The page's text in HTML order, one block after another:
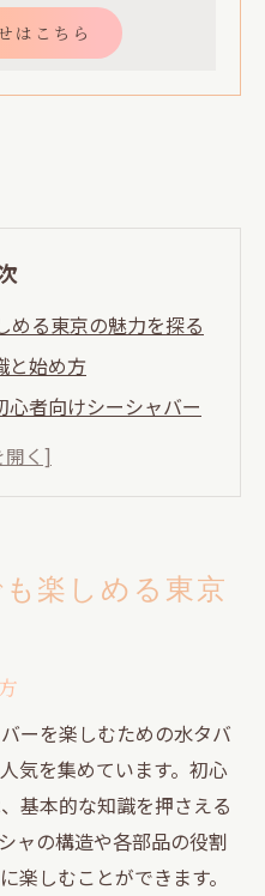
はこちら
める東京の魅力を探る
と始め方
心者向けシーシャバー
験をより楽しむための
チケット
ランキングとその選
バーとは
徴と選び方
フレーバー
の組み合わせの楽しみ
楽しめる東京
ーを楽しむための水タバ
気を集めています。初心
基本的な知識を押さえる
ャの構造や各部品の役割
楽しむことができます。